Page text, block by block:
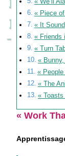
« We’ll
« Piece
« It
« Friends
« Turn
«
«
« The
« Toasts
« Work